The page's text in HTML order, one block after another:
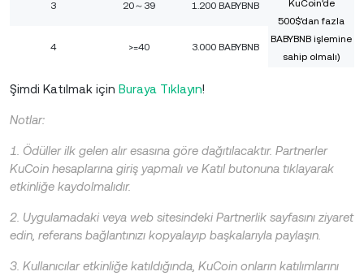
KuCoin'de
500$'dan fazla
BABYBNB işlemine
sahip olmalı)
3 20～39 1.200 BABYBNB
4 >=40 3.000 BABYBNB
Şimdi Katılmak için Buraya Tıklayın!
Notlar:
1. Ödüller ilk gelen alır esasına göre dağıtılacaktır. Partnerler
KuCoin hesaplarına giriş yapmalı ve Katıl butonuna tıklayarak
etkinliğe kaydolmalıdır.
2. Uygulamadaki veya web sitesindeki Partnerlik sayfasını ziyaret
edin, referans bağlantınızı kopyalayıp başkalarıyla paylaşın.
3. Kullanıcılar etkinliğe katıldığında, KuCoin onların katılımlarını